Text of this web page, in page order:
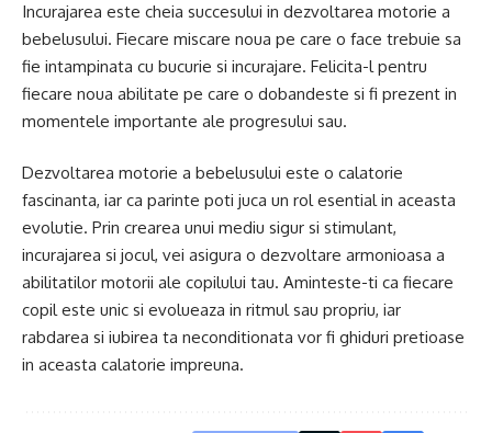
Incurajarea este cheia succesului in dezvoltarea motorie a
bebelusului. Fiecare miscare noua pe care o face trebuie sa
fie intampinata cu bucurie si incurajare. Felicita-l pentru
fiecare noua abilitate pe care o dobandeste si fi prezent in
momentele importante ale progresului sau.
Dezvoltarea motorie a bebelusului este o calatorie
fascinanta, iar ca parinte poti juca un rol esential in aceasta
evolutie. Prin crearea unui mediu sigur si stimulant,
incurajarea si jocul, vei asigura o dezvoltare armonioasa a
abilitatilor motorii ale copilului tau. Aminteste-ti ca fiecare
copil este unic si evolueaza in ritmul sau propriu, iar
rabdarea si iubirea ta neconditionata vor fi ghiduri pretioase
in aceasta calatorie impreuna.